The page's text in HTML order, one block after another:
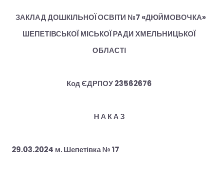
ЗАКЛАД ДОШКІЛЬНОЇ ОСВІТИ №7 «ДЮЙМОВОЧКА»
ШЕПЕТІВСЬКОЇ МІСЬКОЇ РАДИ ХМЕЛЬНИЦЬКОЇ
ОБЛАСТІ
Код ЄДРПОУ 23562676
Н А К А З
29.03.2024 м. Шепетівка № 17